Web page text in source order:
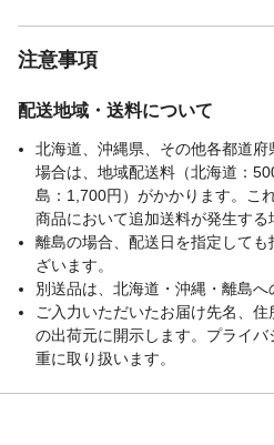
注意事項
配送地域・送料について
北海道、沖縄県、その他各都道
場合は、地域配送料（北海道：
島：1,700円）がかかります。こ
商品において追加送料が発生する
離島の場合、配送日を指定して
ざいます。
別送品は、北海道・沖縄・離島へ
ご入力いただいたお届け先名、
の出荷元に開示します。プライ
重に取り扱います。